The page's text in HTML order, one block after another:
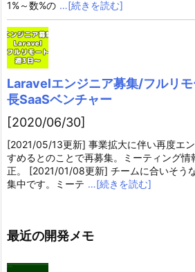
1%～数%の …[続きを読む]
Laravelエンジニア募集/フルリ
長SaaSベンチャー
[2020/06/30]
[2021/05/13更新] 事業拡大に伴い再度エ
すめるとのことで再募集。ミーティング情
正。 [2021/01/08更新] チームに合いそう
集中です。ミーテ …[続きを読む]
最近の開発メモ